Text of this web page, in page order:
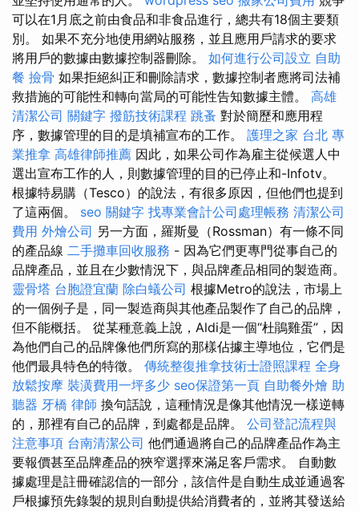
可以在1月底之前由食品和非食品進行，總共有18個主要類
別。 如果不充分地使用網站服務，並且應用戶請求的要求
將用戶的數據由數據控制器刪除。 如何進行公司設立 自助
餐 撿骨 如果拒絕糾正和刪除請求，數據控制者應將司法補
救措施的可能性和轉向當局的可能性告知數據主體。 高雄
清潔公司 關鍵字 撥筋技術課程 跳蚤 對於簡歷和應用程
序，數據管理的目的是填補宣布的工作。 護理之家 台北 專
業推拿 高雄律師推薦 因此，如果公司作為雇主從候選人中
選出宣布工作的人，則數據管理的目的已停止和-Infotv。
根據特易購（Tesco）的說法，有很多原因，但他們也提到
了這兩個。 seo 關鍵字 找專業會計公司處理帳務 清潔公司
費用 外燴公司 另一方面，羅斯曼（Rossman）有一條不同
的產品線 二手攤車回收服務 - 因為它們更專門從事自己的
品牌產品，並且在少數情況下，與品牌產品相同的製造商。
靈骨塔 台胞證宜蘭 除白蟻公司 根據Metro的說法，市場上
的一個例子是，同一製造商與其他產品製作了自己的品牌，
但不能概括。 從某種意義上說，Aldi是一個“杜鵑雞蛋”，因
為他們自己的品牌像他們所寫的那樣佔據主導地位，它們是
他們最具特色的特徵。 傳統整復推拿技術士證照課程 全身
放鬆按摩 裝潢費用一坪多少 seo保證第一頁 自助餐外燴 助
聽器 牙橋 律師 換句話說，這種情況是像其他情況一樣逆轉
的，那裡有自己的品牌，到處都是品牌。 公司登記流程與
注意事項 台南清潔公司 他們通過將自己的品牌產品作為主
要報價甚至品牌產品的狹窄選擇來滿足客戶需求。 自動數
據處理是註冊確認信的一部分，該信件是自動生成並通過客
戶根據預先錄製的規則自動提供給消費者的，並將其發送給